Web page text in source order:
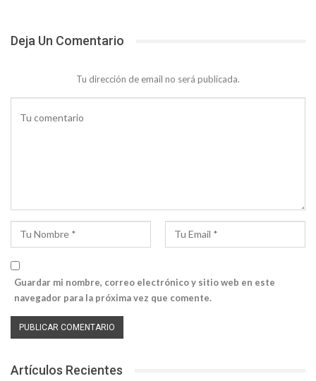
Deja Un Comentario
Tu dirección de email no será publicada.
Guardar mi nombre, correo electrónico y sitio web en este
navegador para la próxima vez que comente.
Artículos Recientes